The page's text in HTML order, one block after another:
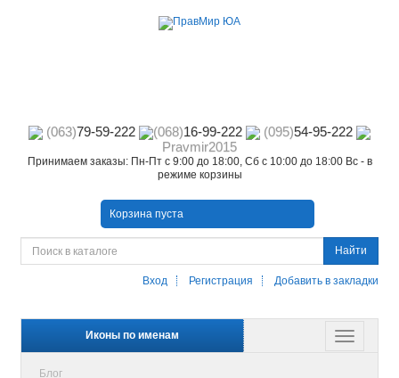
(063)79-59-222 (068)16-99-222 (095)54-95-222
Pravmir2015
Принимаем заказы: Пн-Пт с 9:00 до 18:00, Сб с 10:00 до 18:00 Вс - в
режиме корзины
Корзина пуста
Найти
Вход Регистрация Добавить в закладки
Иконы по именам
Блог